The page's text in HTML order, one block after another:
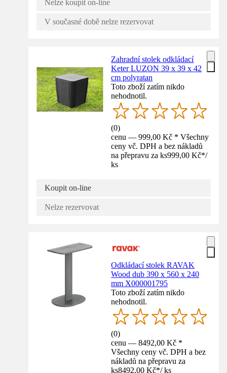
Nelze koupit on-line
V současné době nelze rezervovat
Zahradní stolek odkládací
Keter LUZON 39 x 39 x 42
cm polyratan
Toto zboží zatím nikdo
nehodnotil.
(0)
cenu — 999,00 Kč * Všechny
ceny vč. DPH a bez nákladů
na přepravu za ks999,00 Kč*/
ks
Koupit on-line
Nelze rezervovat
Odkládací stolek RAVAK
Wood dub 390 x 560 x 240
mm X000001795
Toto zboží zatím nikdo
nehodnotil.
(0)
cenu — 8492,00 Kč *
Všechny ceny vč. DPH a bez
nákladů na přepravu za
ks8492,00 Kč*/ ks